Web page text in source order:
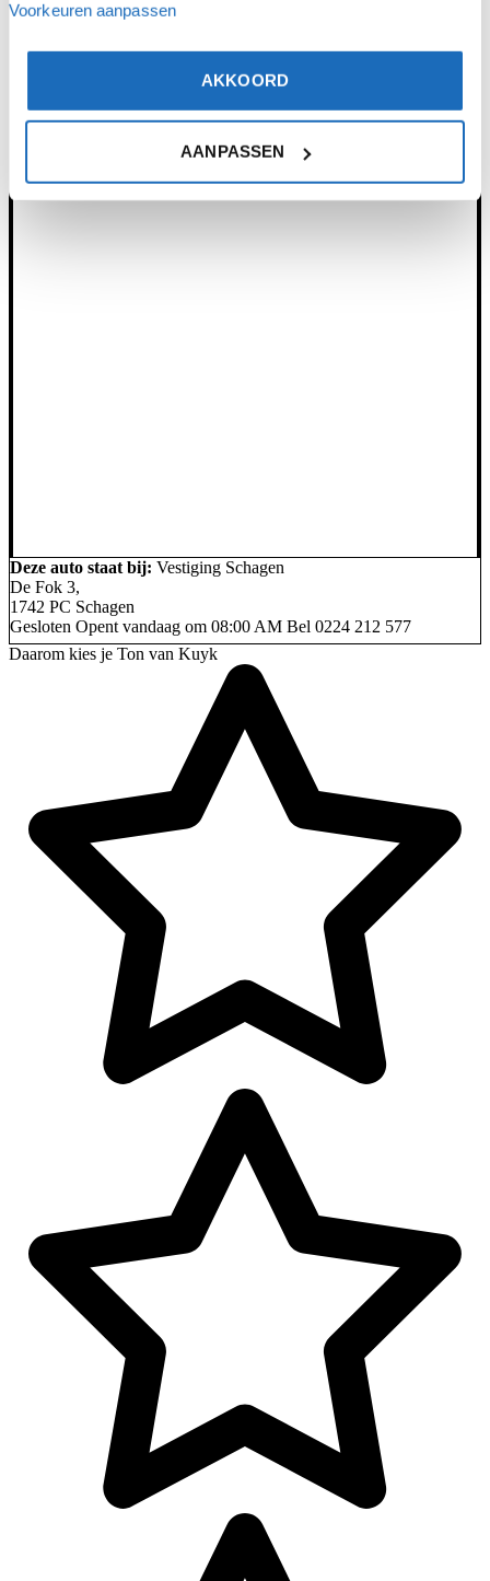
Voorkeuren aanpassen
AKKOORD
AANPASSEN
Deze auto staat bij: Vestiging Schagen
De Fok 3,
1742 PC Schagen
Gesloten Opent vandaag om 08:00 AM Bel 0224 212 577
Daarom kies je Ton van Kuyk